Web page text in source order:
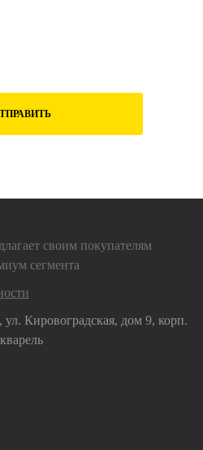
своим покупателям
сегмента
Кировоградская, дом 9, корп.